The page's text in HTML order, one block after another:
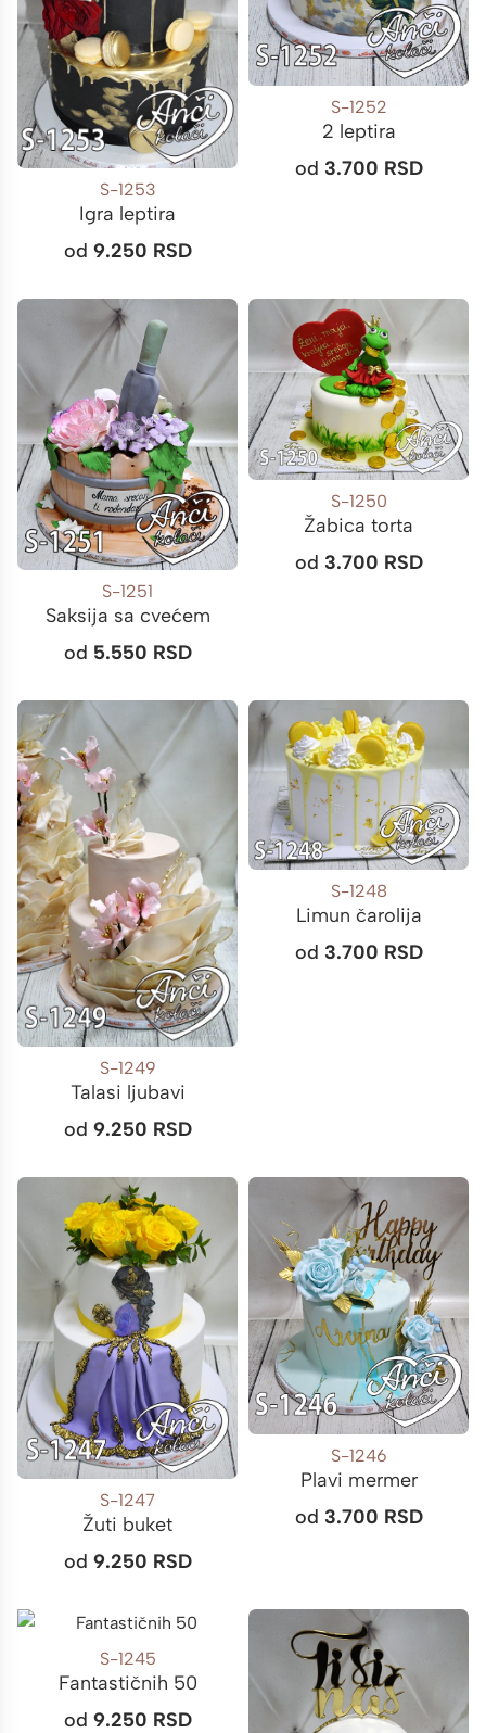
S-1253
Igra leptira
od 9.250 RSD
S-1252
2 leptira
od 3.700 RSD
S-1251
Saksija sa cvećem
od 5.550 RSD
S-1250
Žabica torta
od 3.700 RSD
S-1249
Talasi ljubavi
od 9.250 RSD
S-1248
Limun čarolija
od 3.700 RSD
S-1247
Žuti buket
od 9.250 RSD
S-1246
Plavi mermer
od 3.700 RSD
S-1245
Fantastičnih 50
od 9.250 RSD